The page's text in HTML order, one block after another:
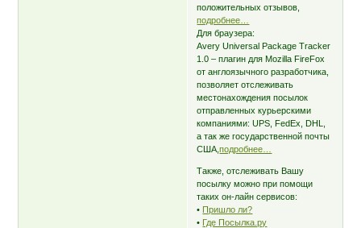
положительных отзывов,
подробнее…
Для браузера:
Avery Universal Package Tracker
1.0 – плагин для Mozilla FireFox
от англоязычного разработчика,
позволяет отслеживать
местонахождения посылок
отправленных курьерскими
компаниями: UPS, FedEx, DHL,
а так же государственной почты
США,подробнее…
Также, отслеживать Вашу
посылку можно при помощи
таких он-лайн сервисов:
•Пришло ли?
• Где Посылка.ру